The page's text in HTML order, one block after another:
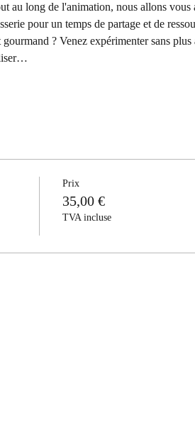
au long de l'animation, nous allons vous
pour un temps de partage et de
? Venez expérimenter sans plus
Prix
35,00 €
TVA incluse